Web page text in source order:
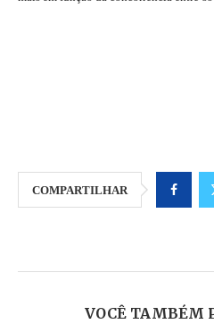
COMPARTILHAR
VOCÊ TAMBÉM